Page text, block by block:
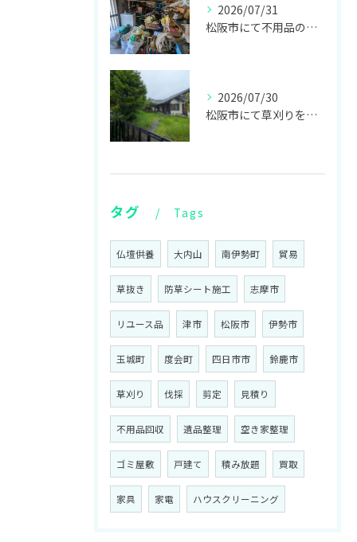
2026/07/31
松阪市にて不用品の回収をしてきました！
2026/07/30
松阪市にて草刈りをしてきました！
タグ Tags
仏壇供養 大内山 南伊勢町 貿易
草抜き 防草シート施工 志摩市
リユース品 津市 松阪市 伊勢市
玉城町 度会町 四日市市 鈴鹿市
草刈り 伐採 剪定 見積り
不用品回収 遺品整理 空き家整理
ゴミ屋敷 戸建て 積み放題 買取
家具 家電 ハウスクリーニング